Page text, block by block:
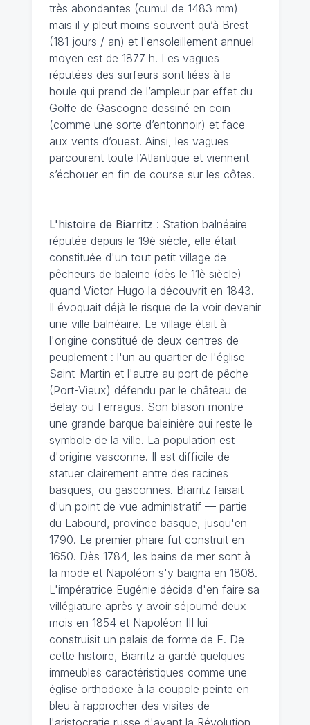
très abondantes (cumul de 1483 mm)
mais il y pleut moins souvent qu’à Brest
(181 jours / an) et l'ensoleillement annuel
moyen est de 1877 h. Les vagues
réputées des surfeurs sont liées à la
houle qui prend de l’ampleur par effet du
Golfe de Gascogne dessiné en coin
(comme une sorte d’entonnoir) et face
aux vents d’ouest. Ainsi, les vagues
parcourent toute l’Atlantique et viennent
s’échouer en fin de course sur les côtes.
L'histoire de Biarritz : Station balnéaire
réputée depuis le 19è siècle, elle était
constituée d'un tout petit village de
pêcheurs de baleine (dès le 11è siècle)
quand Victor Hugo la découvrit en 1843.
Il évoquait déjà le risque de la voir devenir
une ville balnéaire. Le village était à
l'origine constitué de deux centres de
peuplement : l'un au quartier de l'église
Saint-Martin et l'autre au port de pêche
(Port-Vieux) défendu par le château de
Belay ou Ferragus. Son blason montre
une grande barque baleinière qui reste le
symbole de la ville. La population est
d'origine vasconne. Il est difficile de
statuer clairement entre des racines
basques, ou gasconnes. Biarritz faisait —
d'un point de vue administratif — partie
du Labourd, province basque, jusqu'en
1790. Le premier phare fut construit en
1650. Dès 1784, les bains de mer sont à
la mode et Napoléon s'y baigna en 1808.
L'impératrice Eugénie décida d'en faire sa
villégiature après y avoir séjourné deux
mois en 1854 et Napoléon III lui
construisit un palais de forme de E. De
cette histoire, Biarritz a gardé quelques
immeubles caractéristiques comme une
église orthodoxe à la coupole peinte en
bleu à rapprocher des visites de
l'aristocratie russe d'avant la Révolution